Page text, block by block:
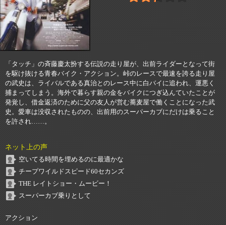
「タッチ」の斉藤慶太扮する伝説の走り屋が、出前ライダーとなって街
を駆け抜ける青春バイク・アクション。峠のレースで最速を誇る走り屋
の武史は、ライバルである真治とのレース中に白バイに追われ、運悪く
捕まってしまう。海外で暮らす親の金をバイクにつぎ込んていたことが
発覚し、借金返済のために父の友人が営む蕎麦屋で働くことになった武
史。愛車は没収されたものの、出前用のスーパーカブにだけは乗ること
を許され……。
ネット上の声
空いてる時間を埋めるのに最適かな
チープワイルドスピード60セカンズ
THE レイトショー・ムービー！
スーパーカブ乗りとして
アクション